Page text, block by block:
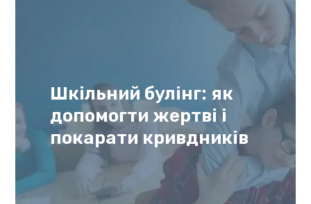
Шкільний булінг: як
допомогти жертві і
покарати кривдників